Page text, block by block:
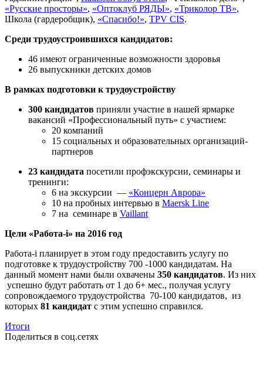
«Русские просторы», «Оптоклуб РЯДЫ», «Триколор ТВ»,
Школа (гардеробщик), «Спасибо!», TPV CIS.
Среди трудоустроившихся кандидатов:
46 имеют ограниченные возможности здоровья
26 выпускники детских домов
В рамках подготовки к трудоустройству
300 кандидатов приняли участие в нашей ярмарке
вакансий «Профессиональный путь» с участием:
20 компаний
15 социальных и образовательных организаций-
партнеров
23 кандидата посетили профэкскурсии, семинары и
тренинги:
6 на экскурсии — «Концерн Аврора»
10 на пробных интервью в Maersk Line
7 на семинаре в Vaillant
Цели «Работа-i» на 2016 год
Работа-i планирует в этом году предоставить услугу по
подготовке к трудоустройству 700 -1000 кандидатам. На
данный момент нами были охвачены 350 кандидатов. Из них
успешно будут работать от 1 до 6+ мес., получая услугу
сопровождаемого трудоустройства 70-100 кандидатов, из
которых 81 кандидат с этим успешно справился.
Итоги
Поделиться в соц.сетях